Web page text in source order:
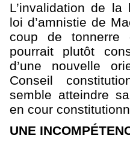
L’invalidation de
loi d’amnistie de
coup de tonnerre
pourrait plutôt
d’une nouvelle
Conseil
semble atteindre
en cour
UNE